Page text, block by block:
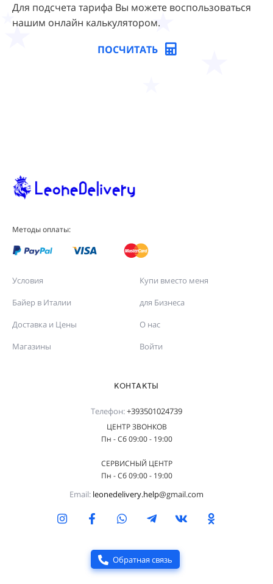
Для подсчета тарифа Вы можете воспользоваться
нашим онлайн калькулятором.
ПОСЧИТАТЬ
Методы оплаты:
Условия
Байер в Италии
Доставка и Цены
Магазины
Купи вместо меня
для Бизнеса
О нас
Войти
КОНТАКТЫ
Телефон:+393501024739
ЦЕНТР ЗВОНКОВ
Пн - Сб 09:00 - 19:00
СЕРВИСНЫЙ ЦЕНТР
Пн - Сб 09:00 - 19:00
Email: leonedelivery.help@gmail.com
Обратная связь